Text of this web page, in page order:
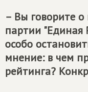
– Вы говорите
партии "Единая
особо
мнение: в чем
рейтинга?